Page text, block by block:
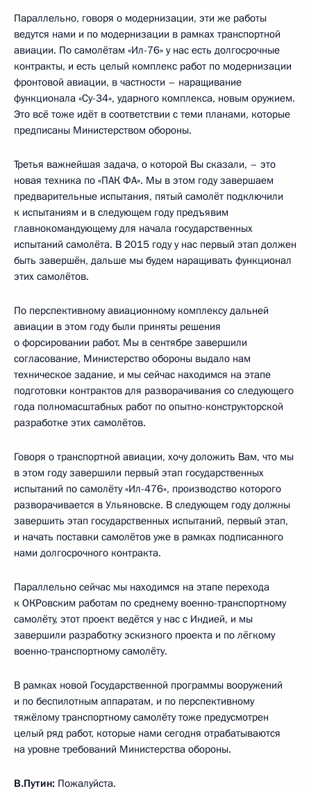
Параллельно, говоря о модернизации, эти же работы
ведутся нами и по модернизации в рамках транспортной
авиации. По самолётам «Ил-76» у нас есть долгосрочные
контракты, и есть целый комплекс работ по модернизации
фронтовой авиации, в частности – наращивание
функционала «Су-34», ударного комплекса, новым оружием.
Это всё тоже идёт в соответствии с теми планами, которые
предписаны Министерством обороны.
Третья важнейшая задача, о которой Вы сказали, – это
новая техника по «ПАК ФА». Мы в этом году завершаем
предварительные испытания, пятый самолёт подключили
к испытаниям и в следующем году предъявим
главнокомандующему для начала государственных
испытаний самолёта. В 2015 году у нас первый этап должен
быть завершён, дальше мы будем наращивать функционал
этих самолётов.
По перспективному авиационному комплексу дальней
авиации в этом году были приняты решения
о форсировании работ. Мы в сентябре завершили
согласование, Министерство обороны выдало нам
техническое задание, и мы сейчас находимся на этапе
подготовки контрактов для разворачивания со следующего
года полномасштабных работ по опытно-конструкторской
разработке этих самолётов.
Говоря о транспортной авиации, хочу доложить Вам, что мы
в этом году завершили первый этап государственных
испытаний по самолёту «Ил-476», производство которого
разворачивается в Ульяновске. В следующем году должны
завершить этап государственных испытаний, первый этап,
и начать поставки самолётов уже в рамках подписанного
нами долгосрочного контракта.
Параллельно сейчас мы находимся на этапе перехода
к ОКРовским работам по среднему военно-транспортному
самолёту, этот проект ведётся у нас с Индией, и мы
завершили разработку эскизного проекта и по лёгкому
военно-транспортному самолёту.
В рамках новой Государственной программы вооружений
и по беспилотным аппаратам, и по перспективному
тяжёлому транспортному самолёту тоже предусмотрен
целый ряд работ, которые нами сегодня отрабатываются
на уровне требований Министерства обороны.
В.Путин: Пожалуйста.